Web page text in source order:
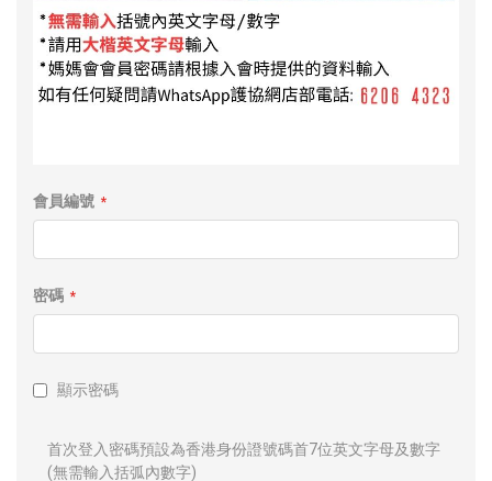
會員編號
密碼
顯示密碼
首次登入密碼預設為香港身份證號碼首7位英文字母及數字
(無需輸入括弧內數字)